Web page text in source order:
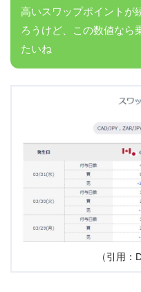
高いスワップポイントが
ろうけど、この数値なら
たいね
（引用：